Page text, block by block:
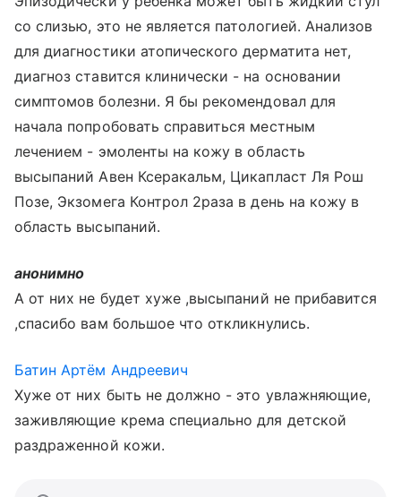
со слизью, это не является патологией. Анализов
для диагностики атопического дерматита нет,
диагноз ставится клинически - на основании
симптомов болезни. Я бы рекомендовал для
начала попробовать справиться местным
лечением - эмоленты на кожу в область
высыпаний Авен Ксеракальм, Цикапласт Ля Рош
Позе, Экзомега Контрол 2раза в день на кожу в
область высыпаний.
анонимно
А от них не будет хуже ,высыпаний не прибавится
,спасибо вам большое что откликнулись.
Батин Артём Андреевич
Хуже от них быть не должно - это увлажняющие,
заживляющие крема специально для детской
раздраженной кожи.